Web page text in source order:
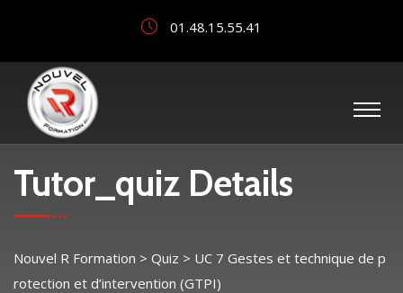
01.48.15.55.41
Tutor_quiz Details
Nouvel R Formation > Quiz > UC 7 Gestes et technique de p
rotection et d’intervention (GTPI)